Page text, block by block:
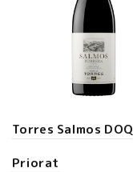
Torres Salmos DOQ
Priorat